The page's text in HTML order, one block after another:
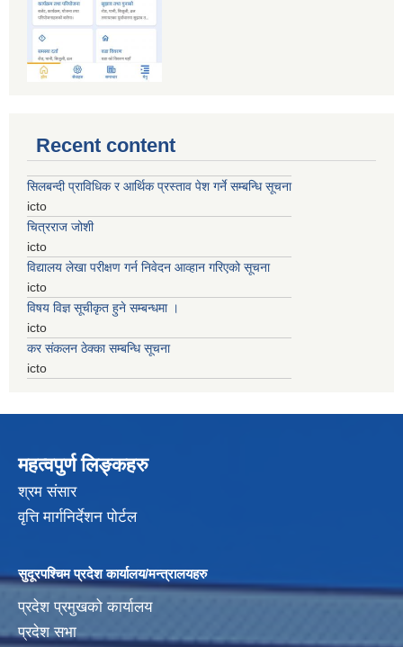
Recent content
सिलबन्दी प्राविधिक र आर्थिक प्रस्ताव पेश गर्ने सम्बन्धि सूचना
icto
चित्रराज जोशी
icto
विद्यालय लेखा परीक्षण गर्न निवेदन आव्हान गरिएको सूचना
icto
विषय विज्ञ सूचीकृत हुने सम्बन्धमा ।
icto
कर संकलन ठेक्का सम्बन्धि सूचना
icto
महत्वपुर्ण लिङ्कहरु
श्रम संसार
वृत्ति मार्गनिर्देशन पोर्टल
सुदूरपश्चिम प्रदेश कार्यालय/मन्त्रालयहरु
प्रदेश प्रमुखको कार्यालय
प्रदेश सभा